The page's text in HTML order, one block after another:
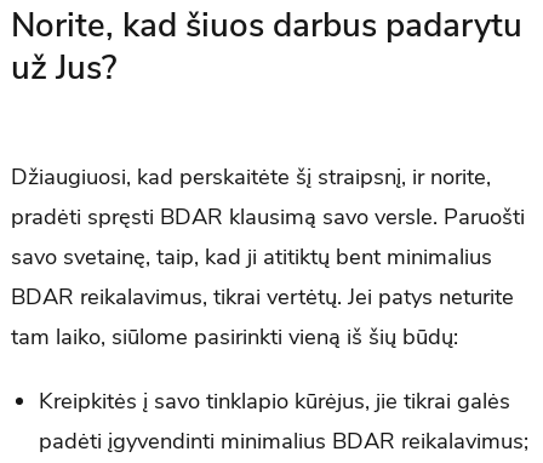
Norite, kad šiuos darbus padarytu
už Jus?
Džiaugiuosi, kad perskaitėte šį straipsnį, ir norite,
pradėti spręsti BDAR klausimą savo versle. Paruošti
savo svetainę, taip, kad ji atitiktų bent minimalius
BDAR reikalavimus, tikrai vertėtų. Jei patys neturite
tam laiko, siūlome pasirinkti vieną iš šių būdų:
Kreipkitės į savo tinklapio kūrėjus, jie tikrai galės
padėti įgyvendinti minimalius BDAR reikalavimus;